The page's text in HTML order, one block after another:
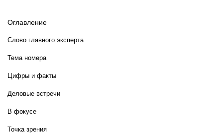
Оглавление
Слово главного эксперта
Тема номера
Цифры и факты
Деловые встречи
В фокусе
Точка зрения